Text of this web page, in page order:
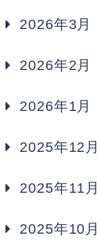
2026年3月
2026年2月
2026年1月
2025年12月
2025年11月
2025年10月